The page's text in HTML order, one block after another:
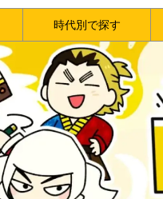
時代別で探す